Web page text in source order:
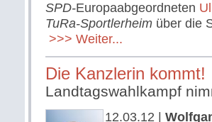
SPD-Europaabgeordneten
TuRa-Sportlerheim über die
>>> Weiter...
Die Kanzlerin kommt!
Landtagswahlkampf
12.03.12